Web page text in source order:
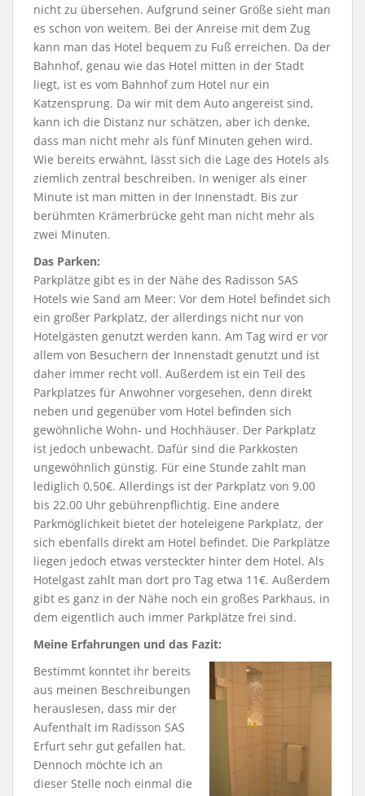
nicht zu übersehen. Aufgrund seiner Größe sieht man
es schon von weitem. Bei der Anreise mit dem Zug
kann man das Hotel bequem zu Fuß erreichen. Da der
Bahnhof, genau wie das Hotel mitten in der Stadt
liegt, ist es vom Bahnhof zum Hotel nur ein
Katzensprung. Da wir mit dem Auto angereist sind,
kann ich die Distanz nur schätzen, aber ich denke,
dass man nicht mehr als fünf Minuten gehen wird.
Wie bereits erwähnt, lässt sich die Lage des Hotels als
ziemlich zentral beschreiben. In weniger als einer
Minute ist man mitten in der Innenstadt. Bis zur
berühmten Krämerbrücke geht man nicht mehr als
zwei Minuten.
Das Parken:
Parkplätze gibt es in der Nähe des Radisson SAS
Hotels wie Sand am Meer: Vor dem Hotel befindet sich
ein großer Parkplatz, der allerdings nicht nur von
Hotelgästen genutzt werden kann. Am Tag wird er vor
allem von Besuchern der Innenstadt genutzt und ist
daher immer recht voll. Außerdem ist ein Teil des
Parkplatzes für Anwohner vorgesehen, denn direkt
neben und gegenüber vom Hotel befinden sich
gewöhnliche Wohn- und Hochhäuser. Der Parkplatz
ist jedoch unbewacht. Dafür sind die Parkkosten
ungewöhnlich günstig. Für eine Stunde zahlt man
lediglich 0,50€. Allerdings ist der Parkplatz von 9.00
bis 22.00 Uhr gebührenpflichtig. Eine andere
Parkmöglichkeit bietet der hoteleigene Parkplatz, der
sich ebenfalls direkt am Hotel befindet. Die Parkplätze
liegen jedoch etwas versteckter hinter dem Hotel. Als
Hotelgast zahlt man dort pro Tag etwa 11€. Außerdem
gibt es ganz in der Nähe noch ein großes Parkhaus, in
dem eigentlich auch immer Parkplätze frei sind.
Meine Erfahrungen und das Fazit:
Bestimmt konntet ihr bereits
aus meinen Beschreibungen
herauslesen, dass mir der
Aufenthalt im Radisson SAS
Erfurt sehr gut gefallen hat.
Dennoch möchte ich an
dieser Stelle noch einmal die